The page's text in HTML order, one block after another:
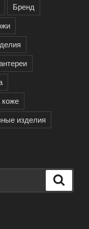
Бренд
коже
изделия